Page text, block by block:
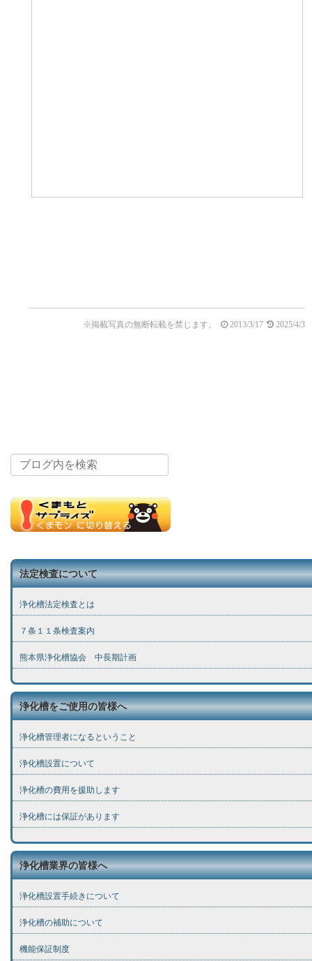
※掲載写真の無断転載を禁じます。 2013/3/17 2025/4/3
法定検査について
浄化槽法定検査とは
７条１１条検査案内
熊本県浄化槽協会 中長期計画
浄化槽をご使用の皆様へ
浄化槽管理者になるということ
浄化槽設置について
浄化槽の費用を援助します
浄化槽には保証があります
浄化槽業界の皆様へ
浄化槽設置手続きについて
浄化槽の補助について
機能保証制度